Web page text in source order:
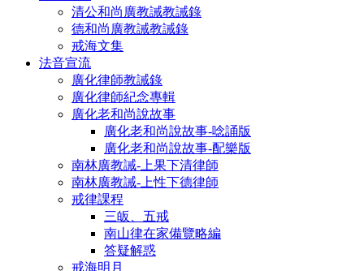
清公和尚廣教誡教誡錄
德和尚廣教誡教誡錄
戒海文集
法音宣流
廣化律師教誡錄
廣化律師紀念專輯
廣化老和尚說故事
廣化老和尚說故事-唸誦版
廣化老和尚說故事-配樂版
南林廣教誡-上果下清律師
南林廣教誡-上性下德律師
戒律課程
三皈、五戒
南山律在家備覽略編
答疑解惑
戒海明月